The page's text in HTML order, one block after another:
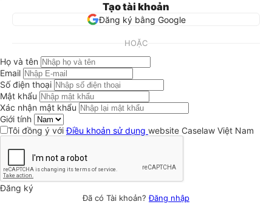
Tạo tài khoản
Đăng ký bằng Google
HOẶC
Họ và tên
Email
Số điện thoại
Mật khẩu
Xác nhận mật khẩu
Giới tính
Tôi đồng ý vớiĐiều khoản sử dụng website Caselaw Việt Nam
Đăng ký
Đã có Tài khoản?Đăng nhập